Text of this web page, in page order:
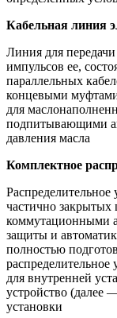
Кабельная линия
Линия для
импульсов ее,
параллельных
концевыми
для
подпитывающими
давления масла
Комплектное
Распределительное
частично
коммутационными
защиты и
полностью
для внутренней
устройство (далее
установки